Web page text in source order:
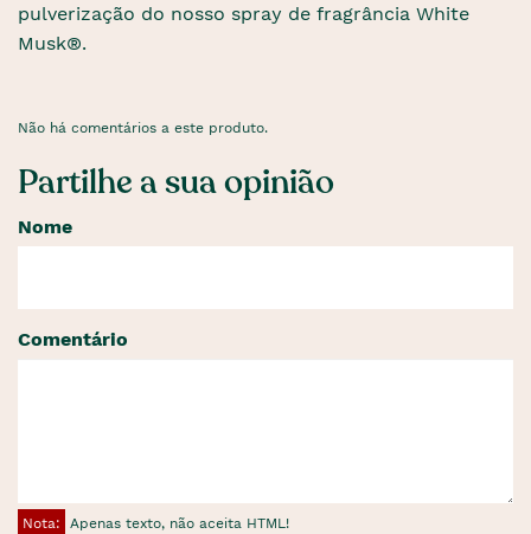
pulverização do nosso spray de fragrância White
Musk®.
Não há comentários a este produto.
Partilhe a sua opinião
Nome
Comentário
Nota: Apenas texto, não aceita HTML!